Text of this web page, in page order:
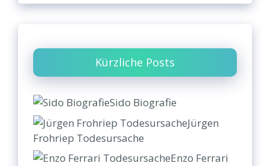
Kürzliche Posts
Sido Biografie
Jürgen
Frohriep Todesursache
Enzo Ferrari